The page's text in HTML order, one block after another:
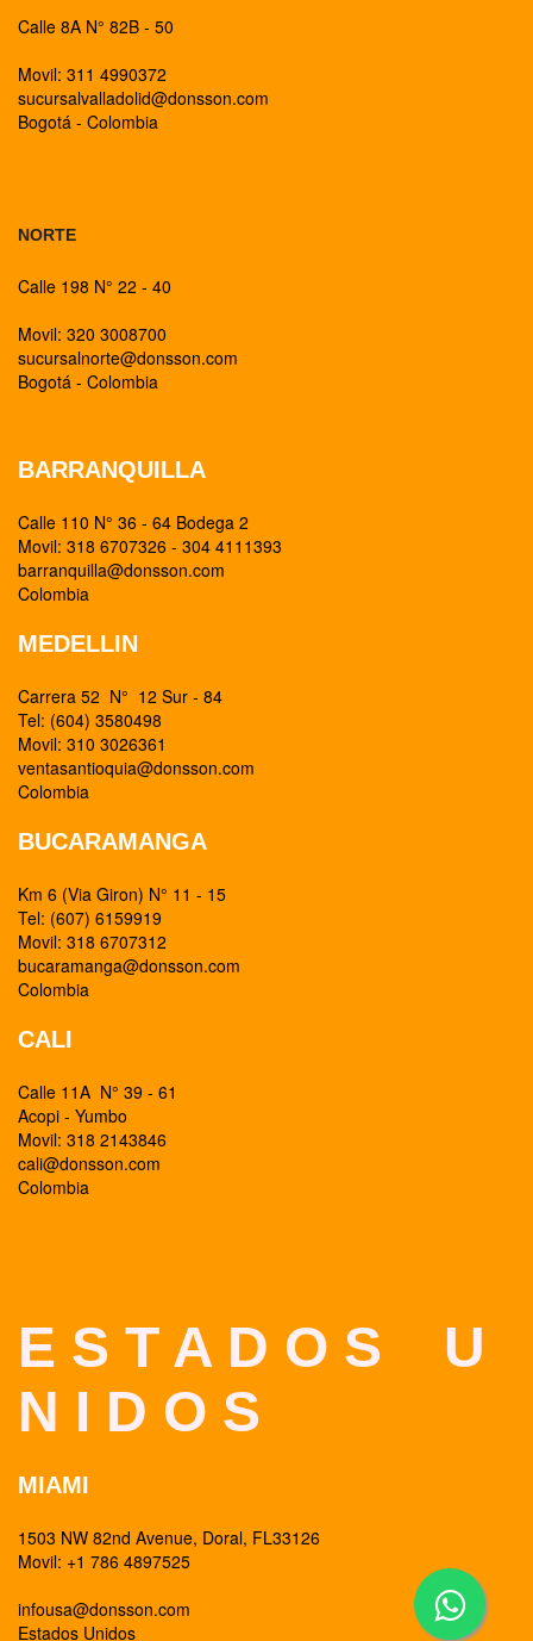
Calle 8A N° 82B - 50
Movil: 311 4990372
sucursalvalladolid@donsson.com
Bogotá - Colombia
NORTE
Calle 198 N° 22 - 40
Movil: 320 3008700
sucursalnorte@donsson.com
Bogotá - Colombia
BARRANQUILLA
Calle 110 N° 36 - 64 Bodega 2
Movil: 318 6707326 - 304 4111393
barranquilla@donsson.com
Colombia
MEDELLIN
Carrera 52 N° 12 Sur - 84
Tel: (604) 3580498
Movil: 310 3026361
ventasantioquia@donsson.com
Colombia
BUCARAMANGA
Km 6 (Via Giron) N° 11 - 15
Tel: (607) 6159919
Movil: 318 6707312
bucaramanga@donsson.com
Colombia
CALI
Calle 11A N° 39 - 61
Acopi - Yumbo
Movil: 318 2143846
cali@donsson.com
Colombia
E S T A D O S U
N I D O S
MIAMI
1503 NW 82nd Avenue, Doral, FL33126
Movil: +1 786 4897525
infousa@donsson.com
Estados Unidos